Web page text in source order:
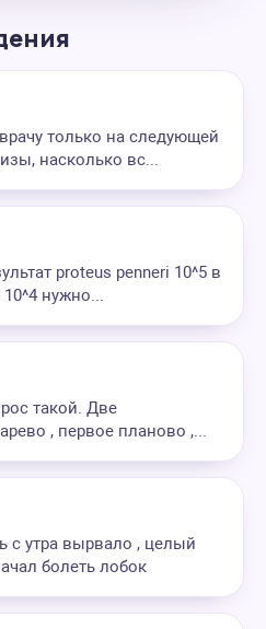
только на следующей
насколько вс...
proteus penneri 10^5 в
нужно...
такой. Две
, первое планово ,...
с утра вырвало , целый
болеть лобок